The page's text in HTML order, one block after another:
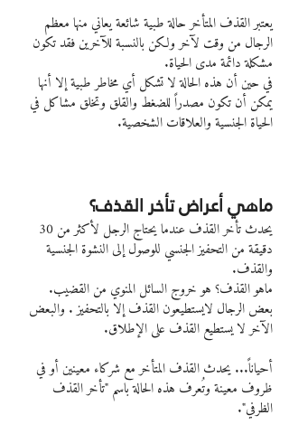
يعتبر القذف المتأخر حالة طبية شائعة يعاني منها معظم
الرجال من وقت لآخر ولكن بالنسبة للآخرين فقد تكون
مشكلة دائمة مدى الحياة.
في حين أن هذه الحالة لا تشكل أي مخاطر طبية إلا أنها
يمكن أن تكون مصدراً للضغط والقلق وتخلق مشاكل في
الحياة الجنسية والعلاقات الشخصية.
ماهي أعراض تأخر القذف؟
دقيقة من التحفيز الجنسي للوصول إلى النشوة الجنسية
والقذف.
ماهو القذف؟ هو خروج السائل المنوي من القضيب.
بعض الرجال لايستطيعون القذف إلا بالتحفيز . والبعض
الآخر لا يستطيع القذف على الإطلاق.
أحياناً... يحدث القذف المتأخر مع شركاء معينين أو في
ظروف معينة وتُعرف هذه الحالة باسم "تأخر القذف
الظرفي".